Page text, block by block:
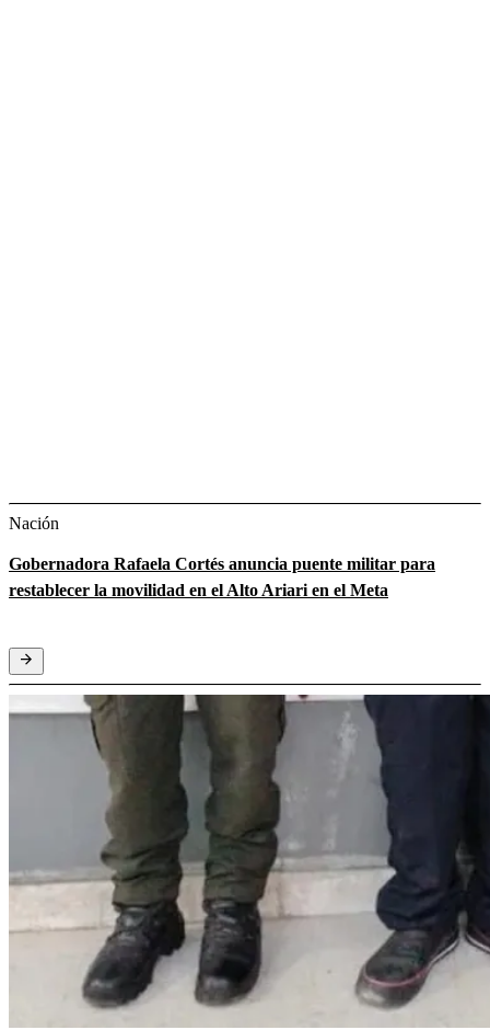
Nación
Gobernadora Rafaela Cortés anuncia puente militar para
restablecer la movilidad en el Alto Ariari en el Meta